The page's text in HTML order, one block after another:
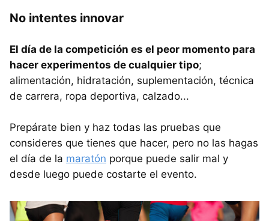
No intentes innovar
El día de la competición es el peor momento para
hacer experimentos de cualquier tipo;
alimentación, hidratación, suplementación, técnica
de carrera, ropa deportiva, calzado...
Prepárate bien y haz todas las pruebas que
consideres que tienes que hacer, pero no las hagas
el día de la maratón porque puede salir mal y
desde luego puede costarte el evento.